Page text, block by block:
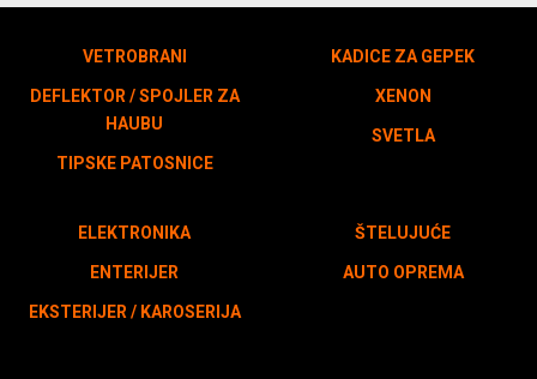
VETROBRANI
DEFLEKTOR / SPOJLER ZA
HAUBU
TIPSKE PATOSNICE
KADICE ZA GEPEK
XENON
SVETLA
ELEKTRONIKA
ENTERIJER
EKSTERIJER / KAROSERIJA
ŠTELUJUĆE
AUTO OPREMA